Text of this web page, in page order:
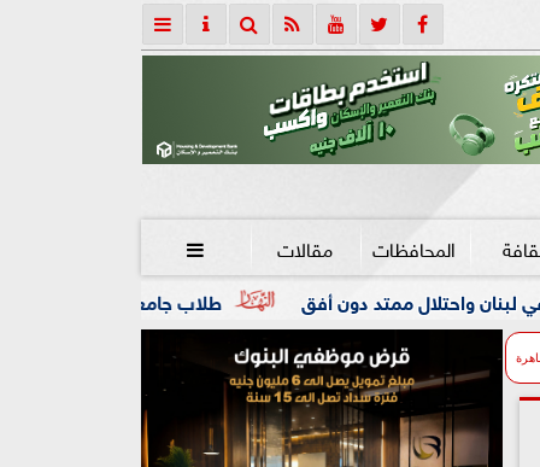
المحافظات مقالات 
طلاب جامعة المنوفية داخل «الكلية الجوية».. أفق